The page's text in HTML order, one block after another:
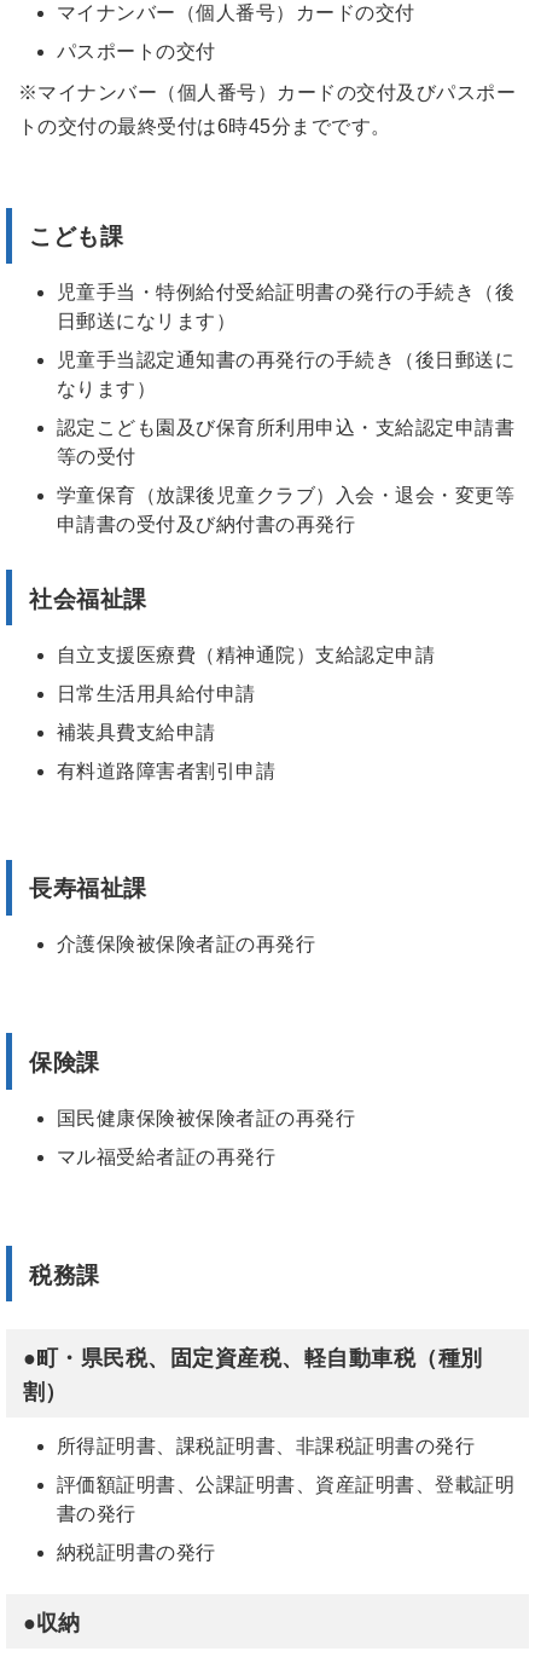
マイナンバー （個人番号）
カードの交付
パスポートの交付
※マイナンバー （個人番号） カードの交付及びパスポー
トの交付の最終受付は6時45分までです。
こども課
児童手当・特例給付受給証明書の発行の手続き（後
日郵送になリます）
児童手当認定通知書の再発行の手続き
（後日郵送に
なります）
認定こども園及び保育所利用申込 ・ 支給認定申請書
等の受付
学童保育（放課後児童クラブ）入会・退会・変更等
申請書の受付及び納付書の再発行
社会福祉課
自立支援医療費（精神通院）支給認定申請
日常生活用具給付申請
補装具費支給申請
有料道路障害者割引申請
長寿福祉課
介護保険被保険者証の再発行
保険課
国民健康保険被保険者証の再発行
マル福受給者証の再発行
税務課
●町・ 県民税、 固定資産税、 軽自動車税（種別
割）
所得証明書、課税証明書、 非課税証明書の発行
評価額証明書 、公課証明書 資産証明書、登載証明
書の発行
納税証明書の発行
●収納